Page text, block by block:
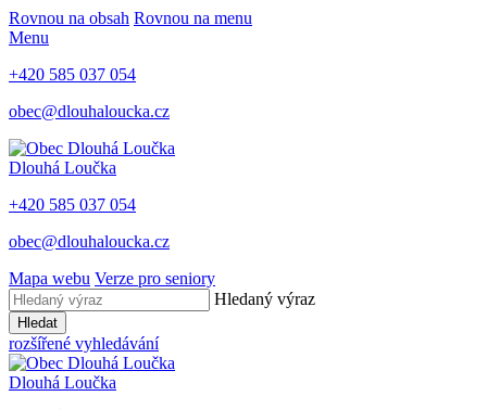
Rovnou na obsah Rovnou na menu
Menu
+420 585 037 054
obec@dlouhaloucka.cz
Dlouhá Loučka
+420 585 037 054
obec@dlouhaloucka.cz
Mapa webu Verze pro seniory
Hledaný výraz
Hledat
rozšířené vyhledávání
Dlouhá Loučka